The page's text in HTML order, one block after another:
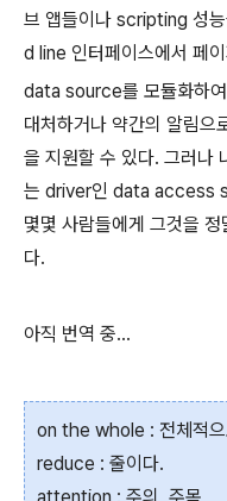
브 앱들이나 scripting 성
d line 인터페이스에서 페
data source를 모듈화하
대처하거나 약간의 알림으
을 지원할 수 있다. 그러나
는 driver인 data access
몇몇 사람들에게 그것을
다.
아직 번역 중...
on the whole : 전체적으
reduce : 줄이다.